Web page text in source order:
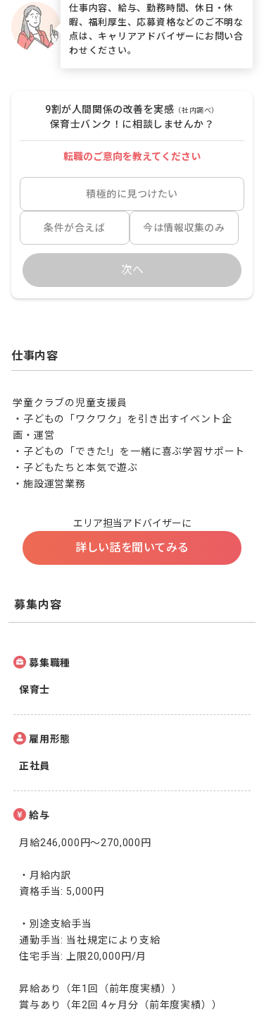
仕事内容、給与、勤務時間、休日・休
暇、福利厚生、応募資格などのご不明な
点は、キャリアアドバイザーにお問い合
わせください。
9割が人間関係の改善を実感 （社内調べ）
保育士バンク！に相談しませんか？
転職のご意向を教えてください
積極的に見つけたい
条件が合えば 今は情報収集のみ
次へ
仕事内容
学童クラブの児童支援員
・子どもの「ワクワク」を引き出すイベント企
画・運営
・子どもの「できた!」を一緒に喜ぶ学習サポート
・子どもたちと本気で遊ぶ
・施設運営業務
エリア担当アドバイザーに
詳しい話を聞いてみる
募集内容
募集職種
保育士
雇用形態
正社員
給与
月給246,000円〜270,000円
・月給内訳
資格手当: 5,000円
・別途支給手当
通勤手当: 当社規定により支給
住宅手当: 上限20,000円/月
昇給あり（年1回（前年度実績））
賞与あり（年2回 4ヶ月分（前年度実績））